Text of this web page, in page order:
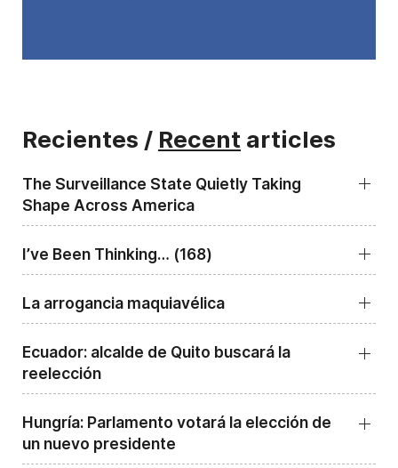
Recientes / Recent articles
The Surveillance State Quietly Taking
Shape Across America
I’ve Been Thinking… (168)
La arrogancia maquiavélica
Ecuador: alcalde de Quito buscará la
reelección
Hungría: Parlamento votará la elección de
un nuevo presidente